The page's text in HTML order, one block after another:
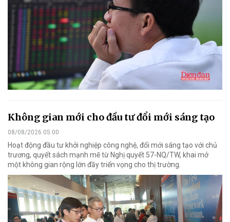
Không gian mới cho đầu tư đổi mới sáng tạo
08/08/2026 05:00
Hoạt động đầu tư khởi nghiệp công nghệ, đổi mới sáng tạo với chủ
trương, quyết sách mạnh mẽ từ Nghị quyết 57-NQ/TW, khai mở
một không gian rộng lớn đầy triển vọng cho thị trường.